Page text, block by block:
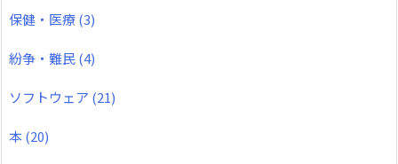
保健・医療(3)
紛争・難民(4)
ソフトウェア (21)
本(20)